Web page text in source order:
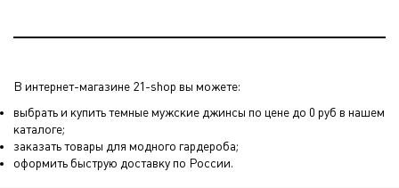
В интернет-магазине 21-shop вы можете:
выбрать и купить темные мужские джинсы по цене до 0 руб в нашем
каталоге;
заказать товары для модного гардероба;
оформить быструю доставку по России.